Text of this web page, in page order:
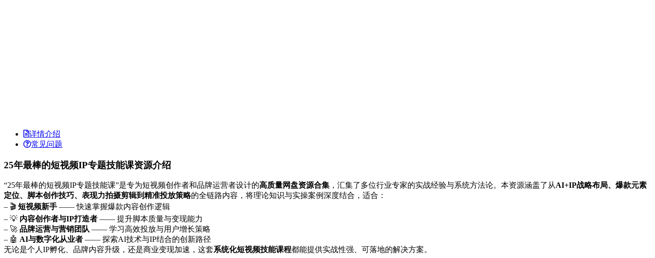
详情介绍
常见问题
25年最棒的短视频IP专题技能课资源介绍
“25年最棒的短视频IP专题技能课”是专为短视频创作者和品牌运营者设计的高质量网盘资源合集 ，汇集了多位行业专家的实战经验与系统方法论。本资源涵盖了从AI+IP战略布局、爆款元素
定位、脚本创作技巧、表现力拍摄剪辑到精准投放策略的全链路内容，将理论知识与实操案例深度结合，适合：
– 🎬 短视频新手 —— 快速掌握爆款内容创作逻辑
– 💡 内容创作者与IP打造者 —— 提升脚本质量与变现能力
– 🚀 品牌运营与营销团队 —— 学习高效投放与用户增长策略
– 🤖 AI与数字化从业者 —— 探索AI技术与IP结合的创新路径
无论是个人IP孵化、品牌内容升级，还是商业变现加速，这套系统化短视频技能课程都能提供实战性强、可落地的解决方案。